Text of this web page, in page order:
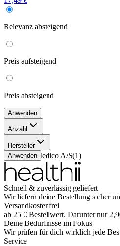
Relevanz absteigend
Preis aufsteigend
Preis absteigend
Anwenden
Anzahl
1)
Hersteller
TannerMedico A/S(1)
Anwenden
Schnell & zuverlässig geliefert
Wir liefern deine Bestellung sicher
Versandkostenfrei
ab 25 € Bestellwert. Darunter nur
Deine Bedürfnisse im Fokus
Wir prüfen für dich wirklich jede
Service